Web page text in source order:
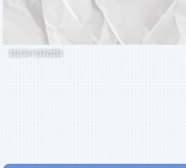
觀音高中課程體驗